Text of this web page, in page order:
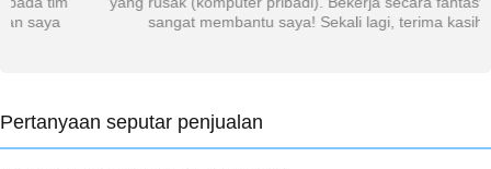
sangat membantu saya! Sekali lagi, terima kasih."
Pertanyaan seputar penjualan